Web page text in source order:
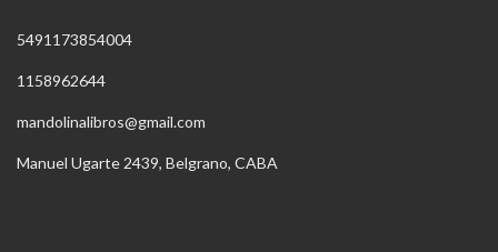
5491173854004
1158962644
mandolinalibros@gmail.com
Manuel Ugarte 2439, Belgrano, CABA